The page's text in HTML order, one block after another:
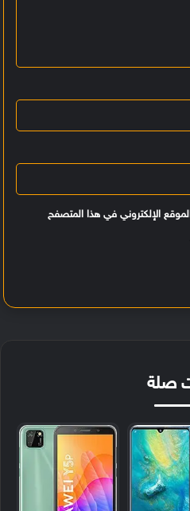
الإلكتروني في هذا المتصفح
صلة